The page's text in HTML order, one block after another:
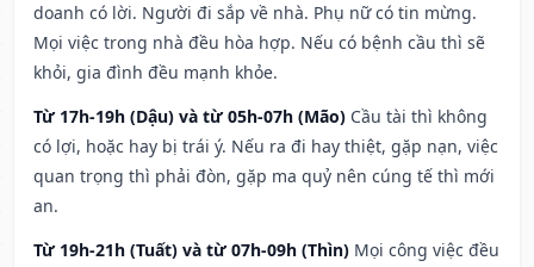
doanh có lời. Người đi sắp về nhà. Phụ nữ có tin mừng.
Mọi việc trong nhà đều hòa hợp. Nếu có bệnh cầu thì sẽ
khỏi, gia đình đều mạnh khỏe.
Từ 17h-19h (Dậu) và từ 05h-07h (Mão) Cầu tài thì không
có lợi, hoặc hay bị trái ý. Nếu ra đi hay thiệt, gặp nạn, việc
quan trọng thì phải đòn, gặp ma quỷ nên cúng tế thì mới
an.
Từ 19h-21h (Tuất) và từ 07h-09h (Thìn) Mọi công việc đều